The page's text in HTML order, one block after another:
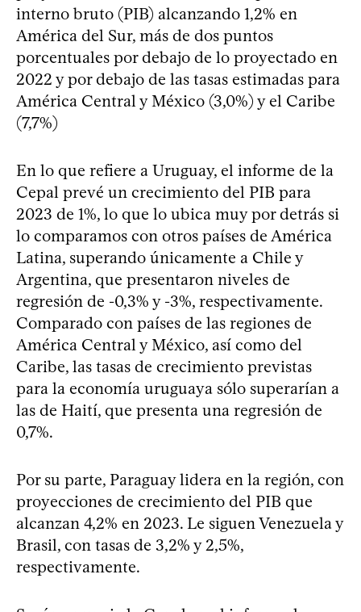
interno bruto (PIB) alcanzando 1,2% en
América del Sur, más de dos puntos
porcentuales por debajo de lo proyectado en
2022 y por debajo de las tasas estimadas para
América Central y México (3,0%) y el Caribe
(7,7%)
En lo que refiere a Uruguay, el informe de la
Cepal prevé un crecimiento del PIB para
2023 de 1%, lo que lo ubica muy por detrás si
lo comparamos con otros países de América
Latina, superando únicamente a Chile y
Argentina, que presentaron niveles de
regresión de -0,3% y -3%, respectivamente.
Comparado con países de las regiones de
América Central y México, así como del
Caribe, las tasas de crecimiento previstas
para la economía uruguaya sólo superarían a
las de Haití, que presenta una regresión de
0,7%.
Por su parte, Paraguay lidera en la región, con
proyecciones de crecimiento del PIB que
alcanzan 4,2% en 2023. Le siguen Venezuela y
Brasil, con tasas de 3,2% y 2,5%,
respectivamente.